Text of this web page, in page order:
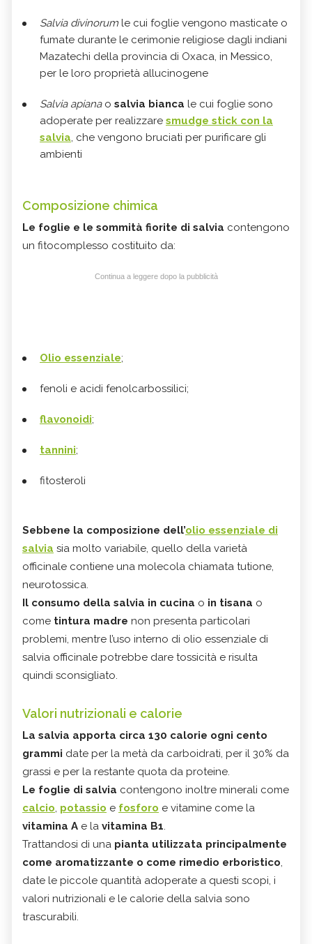
Salvia divinorum le cui foglie vengono masticate o
fumate durante le cerimonie religiose dagli indiani
Mazatechi della provincia di Oxaca, in Messico,
per le loro proprietà allucinogene
Salvia apianao salvia bianca le cui foglie sono
adoperate per realizzare smudge stick con la
salvia, che vengono bruciati per purificare gli
ambienti
Composizione chimica
Le foglie e le sommità fiorite di salvia contengono
un fitocomplesso costituito da:
Continua a leggere dopo la pubblicità
Olio essenziale;
fenoli e acidi fenolcarbossilici;
flavonoidi;
tannini;
fitosteroli
Sebbene la composizione dell’olio essenziale di
salvia sia molto variabile, quello della varietà
officinale contiene una molecola chiamata tutione,
neurotossica.
Il consumo della salvia in cucina o in tisana o
come tintura madre non presenta particolari
problemi, mentre l’uso interno di olio essenziale di
salvia officinale potrebbe dare tossicità e risulta
quindi sconsigliato.
Valori nutrizionali e calorie
La salvia apporta circa 130 calorie ogni cento
grammi date per la metà da carboidrati, per il 30% da
grassi e per la restante quota da proteine.
Le foglie di salvia contengono inoltre minerali come
calcio, potassio e fosforo e vitamine come la
vitamina A e la vitamina B1.
Trattandosi di una pianta utilizzata principalmente
come aromatizzante o come rimedio erboristico,
date le piccole quantità adoperate a questi scopi, i
valori nutrizionali e le calorie della salvia sono
trascurabili.